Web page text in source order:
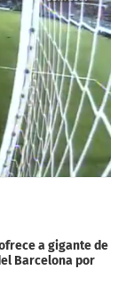
a gigante de
Barcelona por